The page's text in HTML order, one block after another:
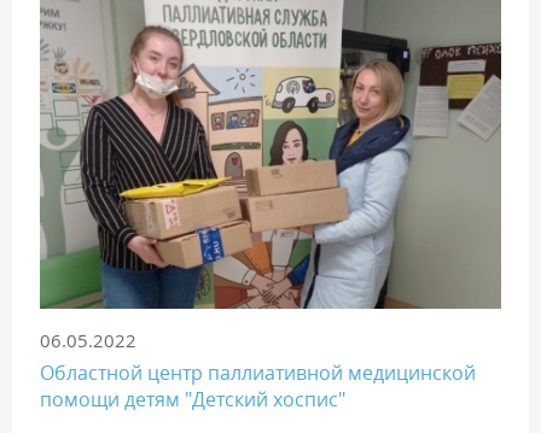
06.05.2022
Областной центр паллиативной медицинской
помощи детям "Детский хоспис"